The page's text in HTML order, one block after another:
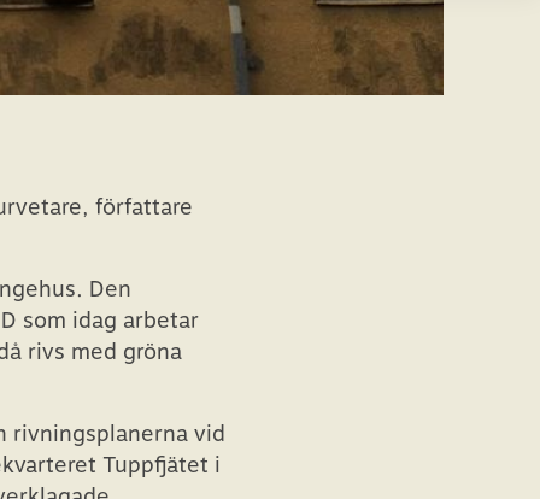
författare
Den
som idag arbetar
rivs med gröna
rivningsplanerna vid
Tuppfjätet i